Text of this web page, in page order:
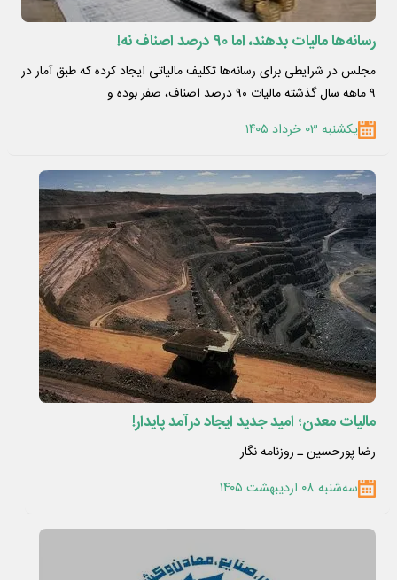
رسانه‌ها مالیات بدهند، اما ۹۰ درصد اصناف نه!
مجلس در شرایطی برای رسانه‌ها تکلیف مالیاتی ایجاد کرده که طبق آمار در
۹ ماهه سال گذشته مالیات ۹۰ درصد اصناف، صفر بوده و…
یکشنبه ۰۳ خرداد ۱۴۰۵
مالیات معدن؛ امید جدید ایجاد درآمد پایدار!
رضا پورحسین ـ روزنامه نگار
سه‌شنبه ۰۸ اردیبهشت ۱۴۰۵